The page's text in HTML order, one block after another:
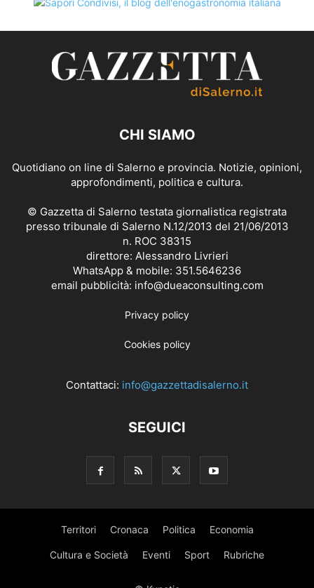
CHI SIAMO
Quotidiano on line di Salerno e provincia. Notizie, opinioni,
approfondimenti, politica e cultura.
© Gazzetta di Salerno testata giornalistica registrata
presso tribunale di Salerno N.12/2013 del 21/06/2013
n. ROC 38315
direttore: Alessandro Livrieri
WhatsApp & mobile: 351.5646236
email pubblicità: info@dueaconsulting.com
Privacy policy
Cookies policy
Contattaci: info@gazzettadisalerno.it
SEGUICI
Territori Cronaca Politica Economia
Cultura e Società Eventi Sport Rubriche